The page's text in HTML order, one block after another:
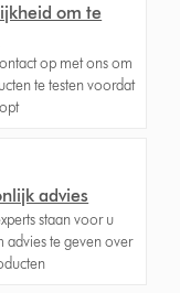
om te
op met ons om
te testen voordat
advies
staan voor u
advies te geven over